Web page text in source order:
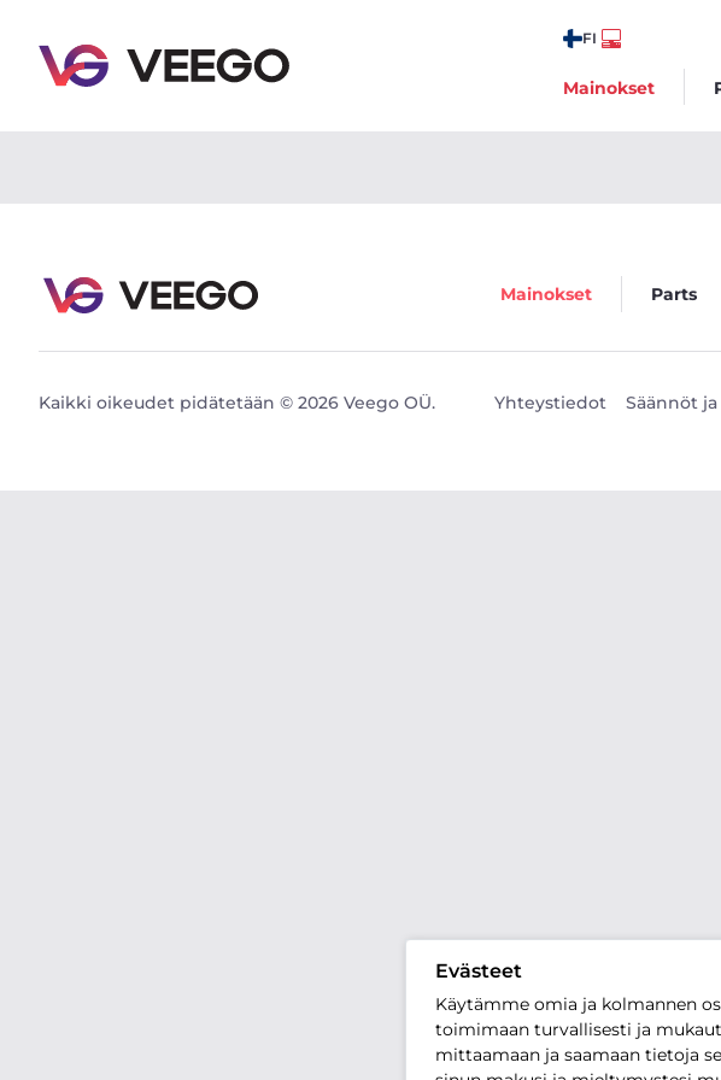
FI
Mainokset
Evästeet
Käytämme omia ja kolmannen
toimimaan turvallisesti ja
mittaamaan ja saamaan tietoja
Mainokset Parts
Kaikki oikeudet pidätetään © 2026 Veego OÜ. Yhteystiedot Säännöt